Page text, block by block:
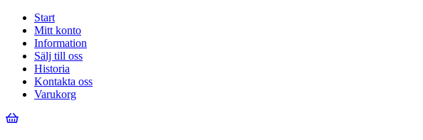
Start
Mitt konto
Information
Sälj till oss
Historia
Kontakta oss
Varukorg